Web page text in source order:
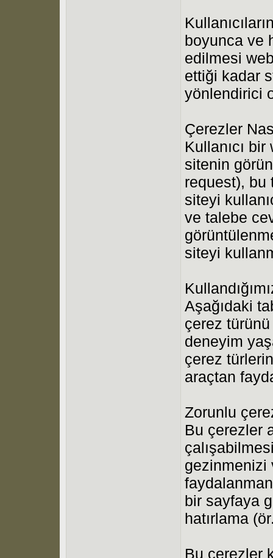
boyunca ve
edilmesi
ettiği kadar
yönlendirici
Çerezler
Kullanıcı
sitenin
request), bu
siteyi
ve talebe
siteyi
Aşağıdaki
çerez türünü
deneyim
çerez
araçtan
Zorunlu
Bu çerezler
gezinmenizi
bir sayfaya
hatırlama
Bu çerezler